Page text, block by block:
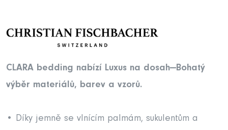
CLARA bedding nabízí Luxus na dosah—Bohatý
výběr materiálů, barev a vzorů.
• Díky jemně se vlnícím palmám, sukulentům a